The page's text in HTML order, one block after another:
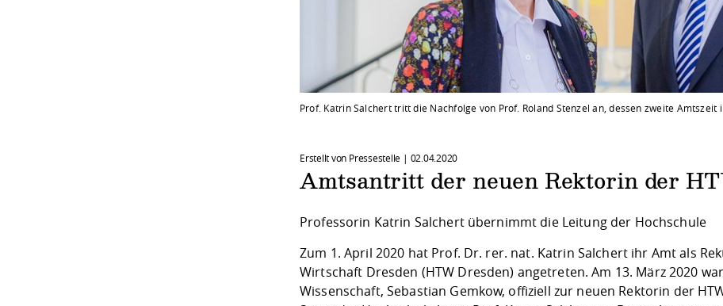
Prof. Katrin Salchert tritt die Nachfolge von Prof. Roland Stenzel an, dessen zweite Amtszeit
Erstellt von Pressestelle | 02.04.2020
Amtsantritt der neuen Rektorin der
Professorin Katrin Salchert übernimmt die Leitung der Hochschule
Zum 1. April 2020 hat Prof. Dr. rer. nat. Katrin Salchert ihr Amt als
Wirtschaft Dresden (HTW Dresden) angetreten. Am 13. März 2020
Wissenschaft, Sebastian Gemkow, offiziell zur neuen Rektorin der